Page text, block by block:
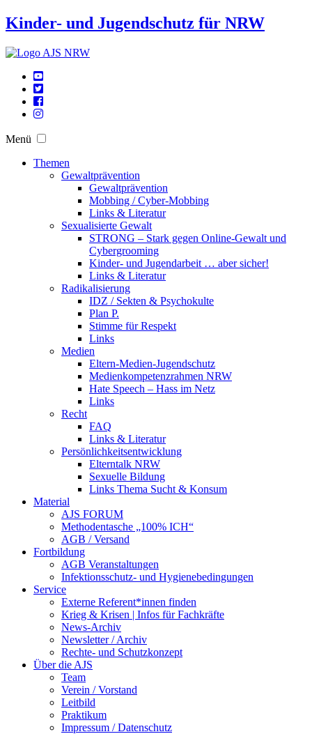
Kinder- und Jugendschutz für NRW
Menü
Themen
Gewaltprävention
Gewaltprävention
Mobbing / Cyber-Mobbing
Links & Literatur
Sexualisierte Gewalt
STRONG – Stark gegen Online-Gewalt und
Cybergrooming
Kinder- und Jugendarbeit … aber sicher!
Links & Literatur
Radikalisierung
IDZ / Sekten & Psychokulte
Plan P.
Stimme für Respekt
Links
Medien
Eltern-Medien-Jugendschutz
Medienkompetenzrahmen NRW
Hate Speech – Hass im Netz
Links
Recht
FAQ
Links & Literatur
Persönlichkeitsentwicklung
Elterntalk NRW
Sexuelle Bildung
Links Thema Sucht & Konsum
Material
AJS FORUM
Methodentasche „100% ICH“
AGB / Versand
Fortbildung
AGB Veranstaltungen
Infektionsschutz- und Hygienebedingungen
Service
Externe Referent*innen finden
Krieg & Krisen | Infos für Fachkräfte
News-Archiv
Newsletter / Archiv
Rechte- und Schutzkonzept
Über die AJS
Team
Verein / Vorstand
Leitbild
Praktikum
Impressum / Datenschutz